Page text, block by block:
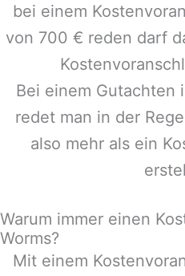
bei einem
von 700 € reden darf
Bei einem Gutachten
redet man in der
also mehr als ein
Warum immer einen
Worms?
Mit einem